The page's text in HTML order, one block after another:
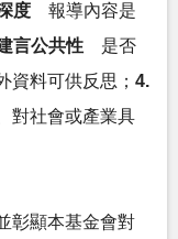
度 報導內容是
言公共性 是否
資料可供反思； 4.
對社會或產業具
彰顯本基金會對